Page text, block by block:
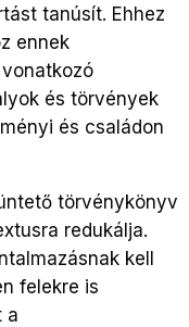
tanúsít. Ehhez
ennek
és törvények
és családon
törvénykönyv
redukálja.
kell
felekre is
a